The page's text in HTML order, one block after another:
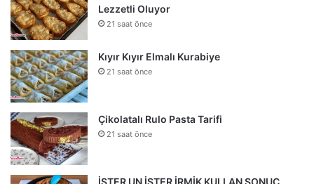
Lezzetli Oluyor
21 saat önce
Kıyır Kıyır Elmalı Kurabiye
21 saat önce
Çikolatalı Rulo Pasta Tarifi
21 saat önce
İSTER UN İSTER İRMİK KULLAN SONUÇ